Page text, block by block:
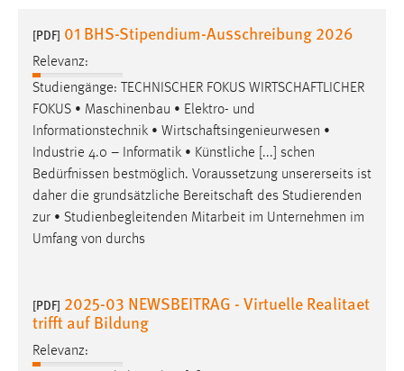
[PDF] 01 BHS-Stipendium-Ausschreibung 2026
Relevanz:
Studiengänge: TECHNISCHER FOKUS WIRTSCHAFTLICHER
FOKUS • Maschinenbau • Elektro- und
Informationstechnik • Wirtschaftsingenieurwesen •
Industrie 4.0 – Informatik • Künstliche [...] schen
Bedürfnissen bestmöglich. Voraussetzung unsererseits ist
daher die grundsätzliche Bereitschaft des Studierenden
zur • Studienbegleitenden Mitarbeit im Unternehmen im
Umfang von durchs
[PDF] 2025-03 NEWSBEITRAG - Virtuelle Realitaet
trifft auf Bildung
Relevanz:
Performance
Name:
staticfilecache
Zweck:
Für performante Seitenauslieferung wird in diesem Cookie
gespeichert, ob man eingeloggt ist.
Sprachpräferenz
Name:
Das Cookie speichert die gewählte Sprache der Website.
Cookie Laufzeit: